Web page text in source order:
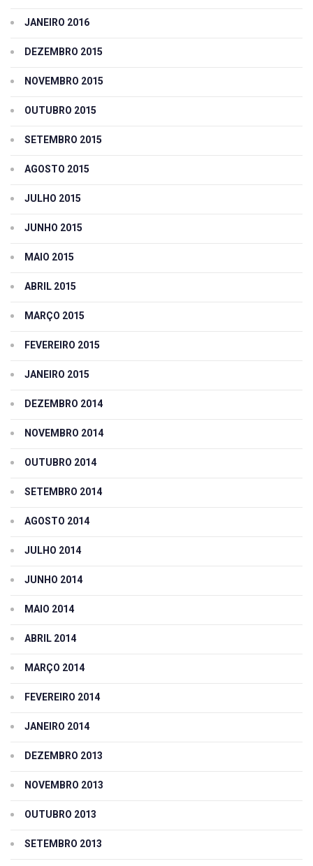
JANEIRO 2016
DEZEMBRO 2015
NOVEMBRO 2015
OUTUBRO 2015
SETEMBRO 2015
AGOSTO 2015
JULHO 2015
JUNHO 2015
MAIO 2015
ABRIL 2015
MARÇO 2015
FEVEREIRO 2015
JANEIRO 2015
DEZEMBRO 2014
NOVEMBRO 2014
OUTUBRO 2014
SETEMBRO 2014
AGOSTO 2014
JULHO 2014
JUNHO 2014
MAIO 2014
ABRIL 2014
MARÇO 2014
FEVEREIRO 2014
JANEIRO 2014
DEZEMBRO 2013
NOVEMBRO 2013
OUTUBRO 2013
SETEMBRO 2013